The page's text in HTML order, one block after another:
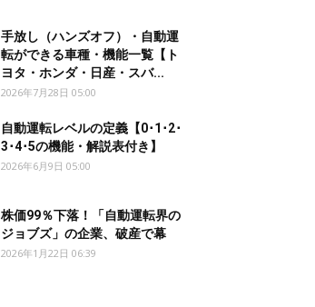
手放し（ハンズオフ）・自動運
転ができる車種・機能一覧【ト
ヨタ・ホンダ・日産・スバ...
2026年7月28日 05:00
自動運転レベルの定義【0･1･2･
3･4･5の機能・解説表付き】
2026年6月9日 05:00
株価99％下落！「自動運転界の
ジョブズ」の企業、破産で幕
2026年1月22日 06:39